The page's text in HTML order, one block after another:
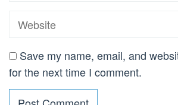
Save my name, email, and
for the next time I comment.